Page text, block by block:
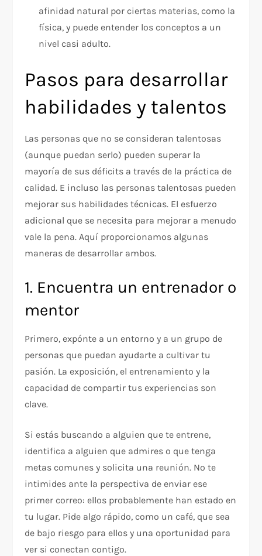
afinidad natural por ciertas materias, como la
física, y puede entender los conceptos a un
nivel casi adulto.
Pasos para desarrollar
habilidades y talentos
Las personas que no se consideran talentosas
(aunque puedan serlo) pueden superar la
mayoría de sus déficits a través de la práctica de
calidad. E incluso las personas talentosas pueden
mejorar sus habilidades técnicas. El esfuerzo
adicional que se necesita para mejorar a menudo
vale la pena. Aquí proporcionamos algunas
maneras de desarrollar ambos.
1. Encuentra un entrenador o
mentor
Primero, expónte a un entorno y a un grupo de
personas que puedan ayudarte a cultivar tu
pasión. La exposición, el entrenamiento y la
capacidad de compartir tus experiencias son
clave.
Si estás buscando a alguien que te entrene,
identifica a alguien que admires o que tenga
metas comunes y solicita una reunión. No te
intimides ante la perspectiva de enviar ese
primer correo: ellos probablemente han estado en
tu lugar. Pide algo rápido, como un café, que sea
de bajo riesgo para ellos y una oportunidad para
ver si conectan contigo.